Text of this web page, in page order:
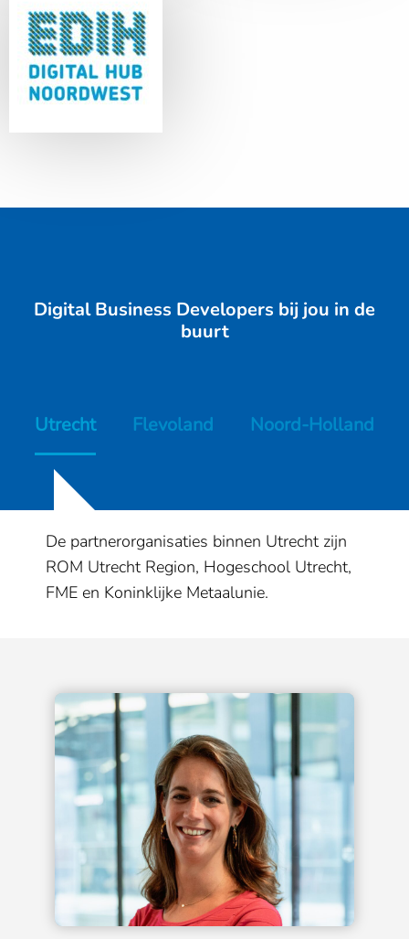
EDIH Digital Hub
Noordwest
meer
Digital Business Developers bij jou in de
buurt
Utrecht Flevoland Noord-Holland
De partnerorganisaties binnen Utrecht zijn
ROM Utrecht Region, Hogeschool Utrecht,
FME en Koninklijke Metaalunie.